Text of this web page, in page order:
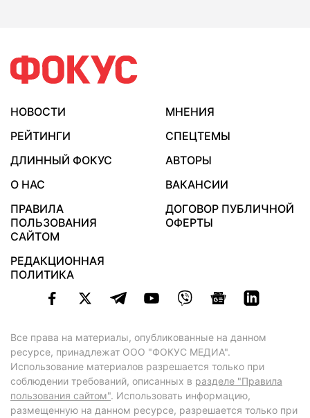
НОВОСТИ
МНЕНИЯ
РЕЙТИНГИ
СПЕЦТЕМЫ
ДЛИННЫЙ ФОКУС
АВТОРЫ
О НАС
ВАКАНСИИ
ПРАВИЛА
ПОЛЬЗОВАНИЯ
САЙТОМ
ДОГОВОР ПУБЛИЧНОЙ
ОФЕРТЫ
РЕДАКЦИОННАЯ
ПОЛИТИКА
Все права на материалы, опубликованные на данном
ресурсе, принадлежат ООО "ФОКУС МЕДИА".
Использование материалов разрешается только при
соблюдении требований, описанных в разделе "Правила
пользования сайтом". Использовать информацию,
размещенную на данном ресурсе, разрешается только при